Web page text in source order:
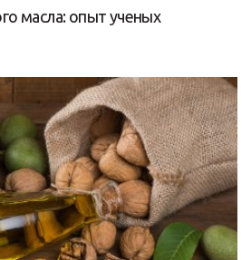
масла: опыт ученых